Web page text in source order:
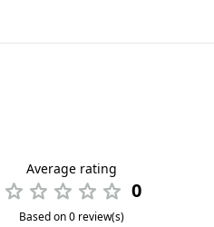
Average rating
0
Based on 0 review(s)